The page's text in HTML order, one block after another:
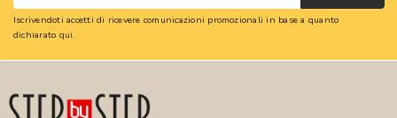
Iscrivendoti accetti di ricevere comunicazioni promozionali in base a quanto
dichiarato qui.